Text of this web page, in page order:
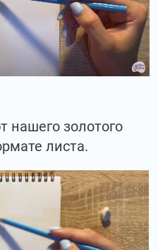
нашего золотого
листа.